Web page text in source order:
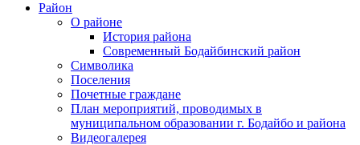
Район
О районе
История района
Современный Бодайбинский район
Символика
Поселения
Почетные граждане
План мероприятий, проводимых в
муниципальном образовании г. Бодайбо и района
Видеогалерея